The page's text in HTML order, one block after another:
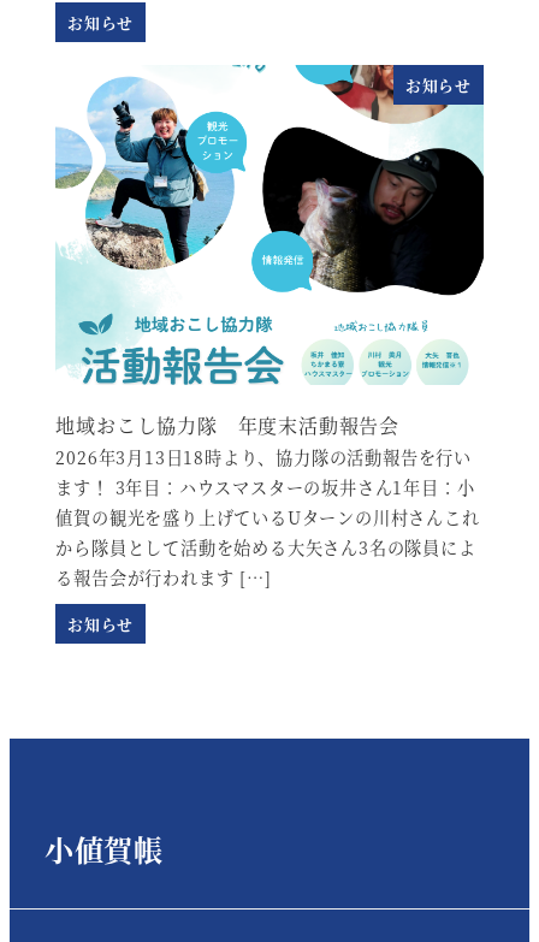
お知らせ
お知らせ
地域おこし協力隊 年度末活動報告会
2026年3月13日18時より、協力隊の活動報告を行い
ます！ 3年目：ハウスマスターの坂井さん1年目：小
値賀の観光を盛り上げているUターンの川村さんこれ
から隊員として活動を始める大矢さん3名の隊員によ
る報告会が行われます […]
お知らせ
小値賀帳